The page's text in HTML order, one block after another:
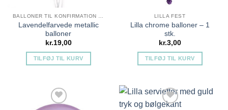
Lavendelfarvede metallic
balloner
kr.19,00
TILFØJ TIL KURV
LILLA FEST
Lilla chrome balloner – 1
stk.
kr.3,00
TILFØJ TIL KURV